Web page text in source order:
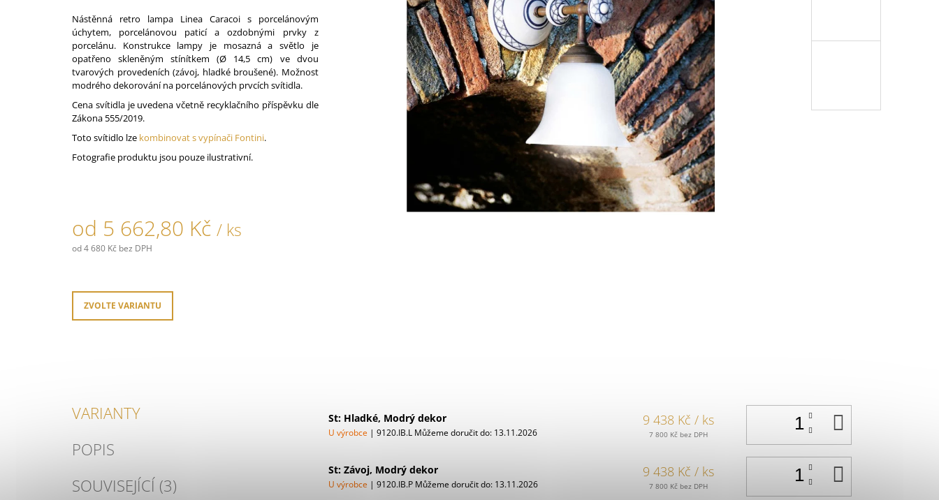
Nástěnná retro lampa Linea Caracoi s porcelánovým
úchytem, porcelánovou paticí a ozdobnými prvky z
porcelánu. Konstrukce lampy je mosazná a světlo je
opatřeno skleněným stínítkem (Ø 14,5 cm) ve dvou
tvarových provedeních (závoj, hladké broušené). Možnost
modrého dekorování na porcelánových prvcích svítidla.
Cena svítidla je uvedena včetně recyklačního příspěvku dle
Zákona 555/2019.
Toto svítidlo lze kombinovat s vypínači Fontini.
Fotografie produktu jsou pouze ilustrativní.
od 5 662,80 Kč / ks
od4 680 Kč bez DPH
ZVOLTE VARIANTU
VARIANTY
POPIS
SOUVISEJÍCÍ (3)
St: Hladké, Modrý dekor
U výrobce | 9120.IB.L Můžeme doručit do: 13.11.2026
9 438 Kč / ks
7 800 Kč bez DPH
St: Závoj, Modrý dekor
U výrobce | 9120.IB.P Můžeme doručit do: 13.11.2026
9 438 Kč / ks
7 800 Kč bez DPH